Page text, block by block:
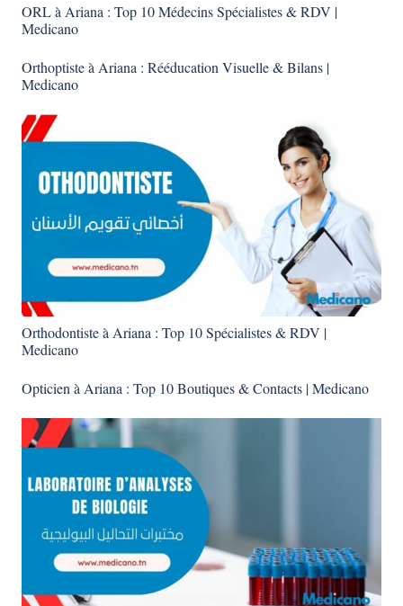
ORL à Ariana : Top 10 Médecins Spécialistes & RDV |
Medicano
Orthoptiste à Ariana : Rééducation Visuelle & Bilans |
Medicano
Orthodontiste à Ariana : Top 10 Spécialistes & RDV |
Medicano
Opticien à Ariana : Top 10 Boutiques & Contacts | Medicano